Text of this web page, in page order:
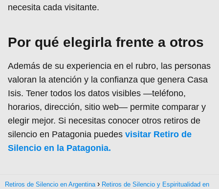
necesita cada visitante.
Por qué elegirla frente a otros
Además de su experiencia en el rubro, las personas
valoran la atención y la confianza que genera Casa
Isis. Tener todos los datos visibles —teléfono,
horarios, dirección, sitio web— permite comparar y
elegir mejor. Si necesitas conocer otros retiros de
silencio en Patagonia puedes visitar Retiro de
Silencio en la Patagonia.
Retiros de Silencio en Argentina
Retiros de Silencio y Espiritualidad en